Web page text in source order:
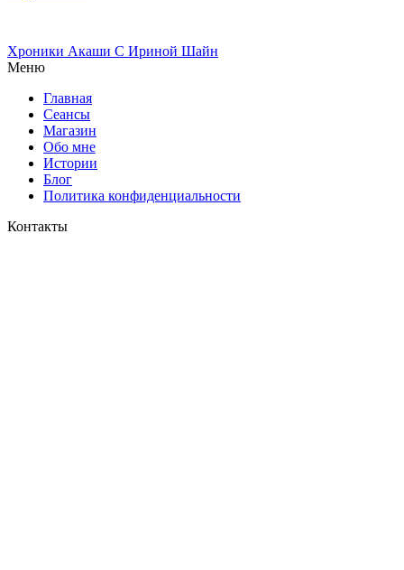
Хроники Акаши С Ириной Шайн
Меню
Главная
Сеансы
Магазин
Обо мне
Истории
Блог
Политика конфиденциальности
Контакты